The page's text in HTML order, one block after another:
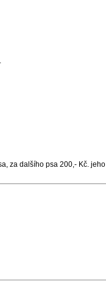
za dalšího psa 200,- Kč. jeho